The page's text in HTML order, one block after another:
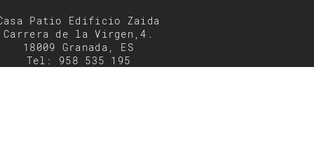
Patio Edificio Zaida
Carrera de la Virgen,4.
18009 Granada, ES
Tel: 958 535 195